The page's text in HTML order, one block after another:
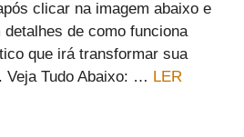
clicar na imagem abaixo e
de como funciona
que irá transformar sua
Veja Tudo Abaixo: … LER